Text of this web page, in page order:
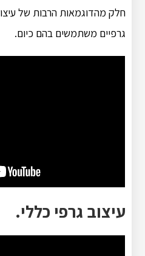
חלק מהדוגמאות הרבות של
גרפיים משתמשים בהם כיום.
עיצוב גרפי כללי.